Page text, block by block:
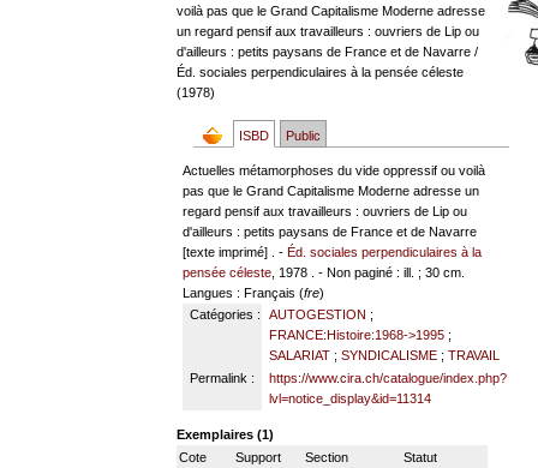
voilà pas que le Grand Capitalisme Moderne adresse
un regard pensif aux travailleurs : ouvriers de Lip ou
d'ailleurs : petits paysans de France et de Navarre/
Éd. sociales perpendiculaires à la pensée céleste
(1978)
ISBD Public
Actuelles métamorphoses du vide oppressif ou voilà
pas que le Grand Capitalisme Moderne adresse un
regard pensif aux travailleurs : ouvriers de Lip ou
d'ailleurs : petits paysans de France et de Navarre
[texte imprimé] . -Éd. sociales perpendiculaires à la
pensée céleste , 1978 . - Non paginé : ill. ; 30 cm.
Langues : Français (fre)
Catégories :
AUTOGESTION ;
FRANCE:Histoire:1968->1995;
SALARIAT; SYNDICALISME; TRAVAIL
Permalink :
https://www.cira.ch/catalogue/index.php?
lvl=notice_display&id=11314
Exemplaires (1)
Cote
Support Section
Statut